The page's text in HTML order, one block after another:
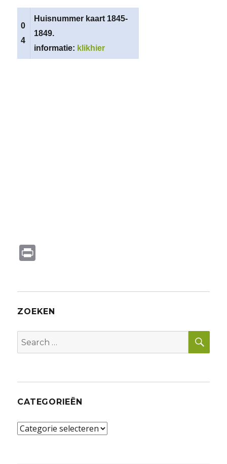
0
4
Huisnummer kaart 1845-
1849.
informatie: klikhier
ZOEKEN
Search
for:
CATEGORIEËN
Categorieën